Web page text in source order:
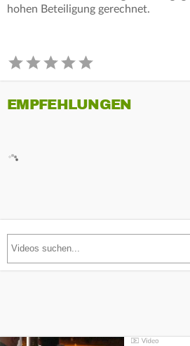
hohen Beteiligung gerechnet.
EMPFEHLUNGEN